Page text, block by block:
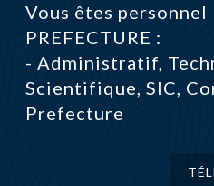
Vous êtes personnel
PREFECTURE :
- Administratif,
Scientifique, SIC,
Prefecture